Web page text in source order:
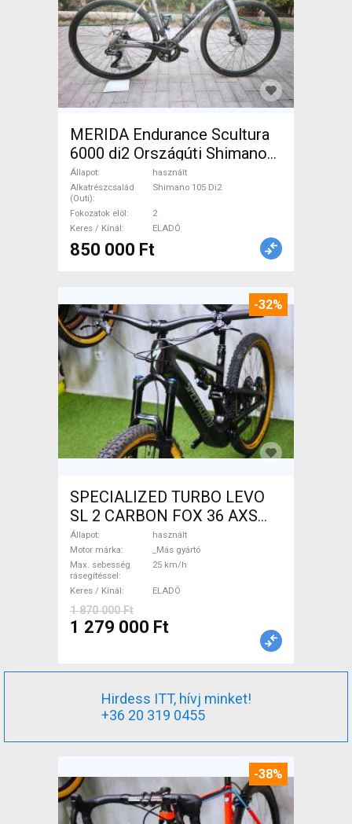
MERIDA Endurance Scultura
6000 di2 Országúti Shimano
105 Di2 tárcsafék használt
ELADÓ
Állapot
használt
Alkatrészcsalád
(Outi)
Shimano 105 Di2
Fokozatok elöl
2
Keres / Kínál
ELADÓ
850 000 Ft
-32%
SPECIALIZED TURBO LEVO
SL 2 CARBON FOX 36 AXS
Elektromos Mountain Bike
össztelós / fully _Más gyártó
használt ELADÓ
Állapot
használt
Motor márka
_Más gyártó
Max. sebesség
rásegítéssel
25 km/h
Keres / Kínál ELADÓ
1 870 000 Ft
1 279 000 Ft
Hirdess ITT, hívj minket!
+36 20 319 0455
-38%